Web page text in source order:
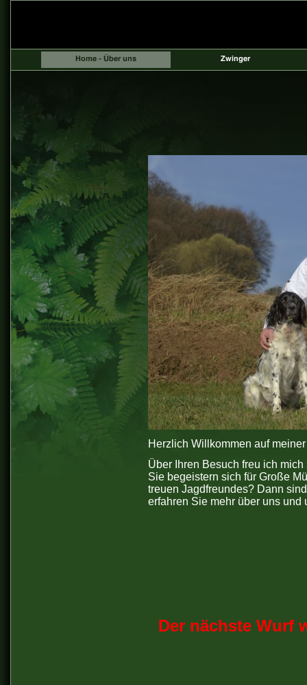
Herzlich Willkommen auf
Über Ihren Besuch freu ich mich
Sie begeistern sich für Große
treuen Jagdfreundes? Dann
erfahren Sie mehr über uns und
Der nächste Wurf